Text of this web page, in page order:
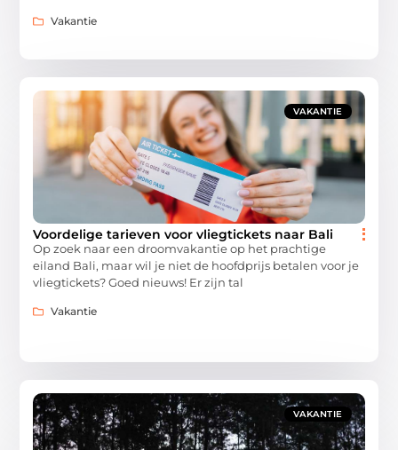
Vakantie
VAKANTIE
Voordelige tarieven voor vliegtickets naar Bali
Op zoek naar een droomvakantie op het prachtige
eiland Bali, maar wil je niet de hoofdprijs betalen voor je
vliegtickets? Goed nieuws! Er zijn tal
Vakantie
VAKANTIE